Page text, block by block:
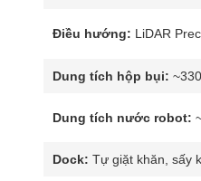
Điều hướng: LiDAR
Dung tích hộp bụi:
Dung tích nước robot:
Dock: Tự giặt khăn, sấy